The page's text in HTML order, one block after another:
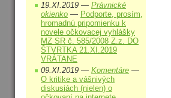
19.XI.2019 — Právnické
okienko — Podporte, prosím,
hromadnú pripomienku k
novele očkovacej vyhlášky
MZ SR č. 585/2008 Z.z. DO
ŠTVRTKA 21.XI.2019
VRÁTANE
09.XI.2019 — Komentáre —
O kritike a vášnivých
diskusiách (nielen) o